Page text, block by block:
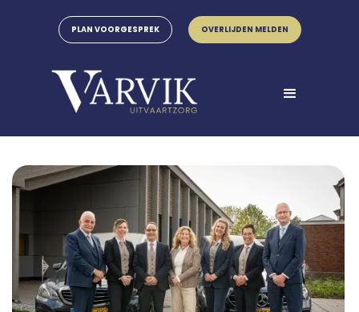
PLAN VOORGESPREK OVERLIJDEN MELDEN